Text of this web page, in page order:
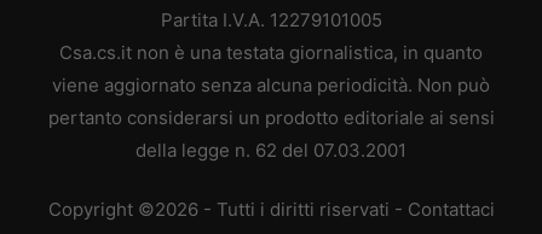
Partita I.V.A. 12279101005
Csa.cs.it non è una testata giornalistica, in quanto
viene aggiornato senza alcuna periodicità. Non può
pertanto considerarsi un prodotto editoriale ai sensi
della legge n. 62 del 07.03.2001
Copyright ©2026 - Tutti i diritti riservati - Contattaci